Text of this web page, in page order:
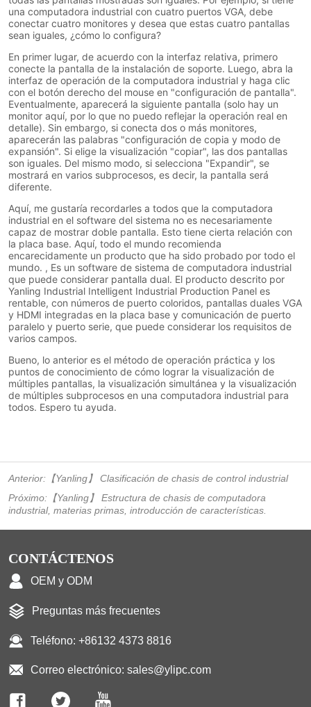
Anterior: 【Yanling】 Clasificación de chasis de control industrial
Próximo: 【Yanling】 Estructura de chasis de computadora
industrial, materias primas, introducción de características.
CONTÁCTENOS
OEM y ODM
Preguntas más frecuentes
Teléfono: +86132 4373 8816
Correo electrónico: sales@ylipc.com